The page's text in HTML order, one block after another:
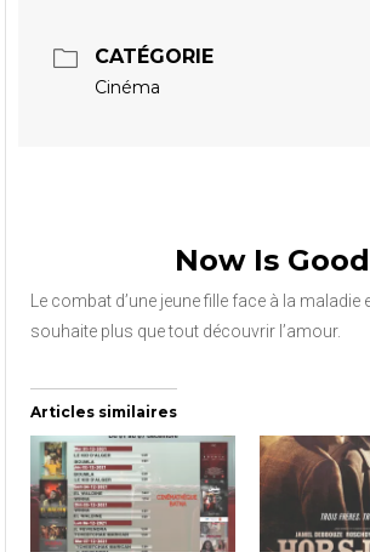
CATÉGORIE
Cinéma
Now Is Good
Le combat d’une jeune fille face à la maladie
souhaite plus que tout découvrir l’amour.
Articles similaires